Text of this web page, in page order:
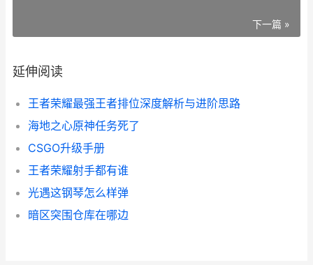
下一篇 »
延伸阅读
王者荣耀最强王者排位深度解析与进阶思路
海地之心原神任务死了
CSGO升级手册
王者荣耀射手都有谁
光遇这钢琴怎么样弹
暗区突围仓库在哪边